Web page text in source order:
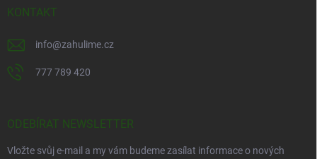
KONTAKT
info@zahulime.cz
777 789 420
ODEBÍRAT NEWSLETTER
Vložte svůj e-mail a my vám budeme zasílat informace o nových